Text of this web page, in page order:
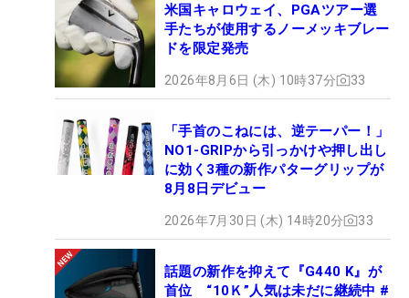
米国キャロウェイ、PGAツアー選
手たちが使用するノーメッキブレー
ドを限定発売
2026年8月6日 (木) 10時37分 33
「手首のこねには、逆テーパー！」
NO1-GRIPから引っかけや押し出し
に効く3種の新作パターグリップが
8月8日デビュー
2026年7月30日 (木) 14時20分 33
話題の新作を抑えて『G440 K』が
首位 “10Ｋ”人気は未だに継続中 #